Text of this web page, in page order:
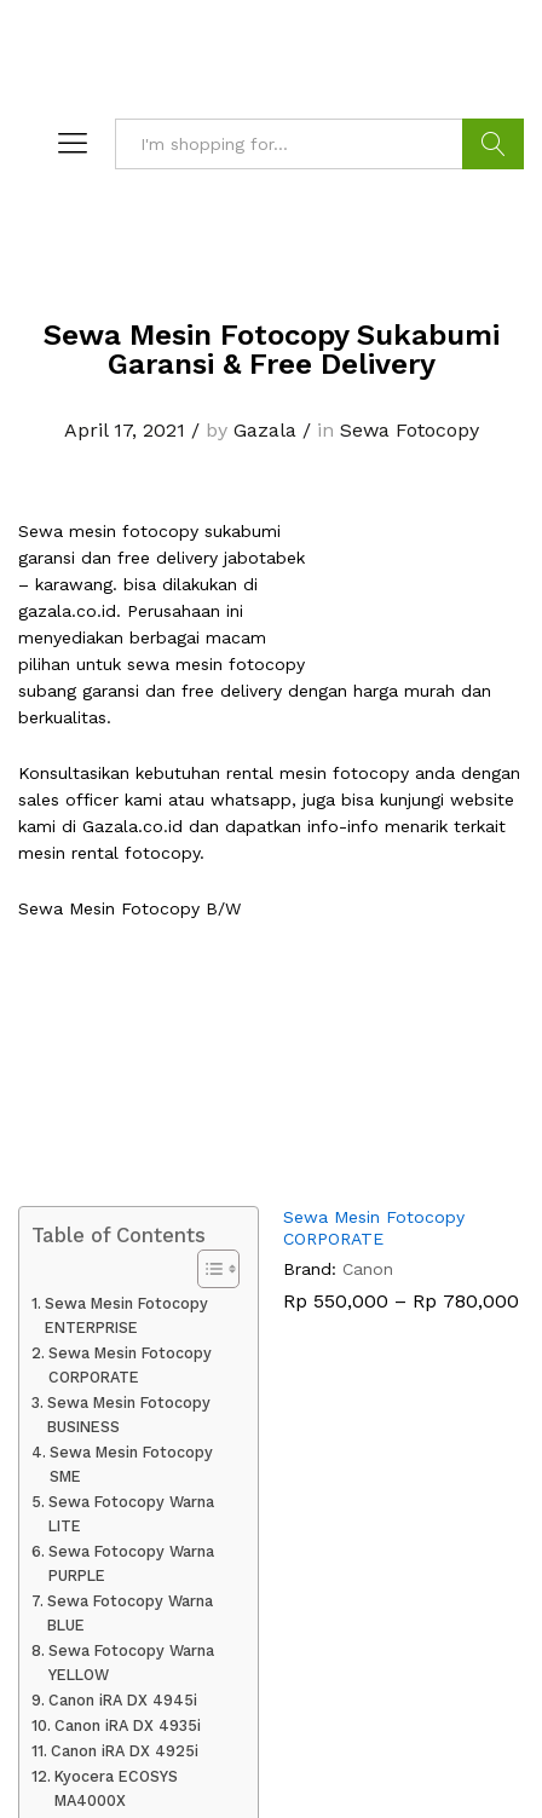
Sewa Mesin Fotocopy Sukabumi
Garansi & Free Delivery
April 17, 2021 /by Gazala/in Sewa Fotocopy
Sewa mesin fotocopy sukabumi
garansi dan free delivery jabotabek
– karawang. bisa dilakukan di
gazala.co.id. Perusahaan ini
menyediakan berbagai macam
pilihan untuk sewa mesin fotocopy
subang garansi dan free delivery dengan harga murah dan
berkualitas.
Konsultasikan kebutuhan rental mesin fotocopy anda dengan
sales officer kami atau whatsapp, juga bisa kunjungi website
kami di Gazala.co.id dan dapatkan info-info menarik terkait
mesin rental fotocopy.
Sewa Mesin Fotocopy B/W
Table of Contents
Sewa Mesin Fotocopy
ENTERPRISE
Sewa Mesin Fotocopy
CORPORATE
Sewa Mesin Fotocopy
BUSINESS
Sewa Mesin Fotocopy
SME
Sewa Fotocopy Warna
LITE
Sewa Fotocopy Warna
PURPLE
Sewa Fotocopy Warna
BLUE
Sewa Fotocopy Warna
YELLOW
Canon iRA DX 4945i
Canon iRA DX 4935i
Canon iRA DX 4925i
Kyocera ECOSYS
MA4000X
Sewa Mesin Fotocopy
CORPORATE
Brand: Canon
Rp 550,000 – Rp 780,000